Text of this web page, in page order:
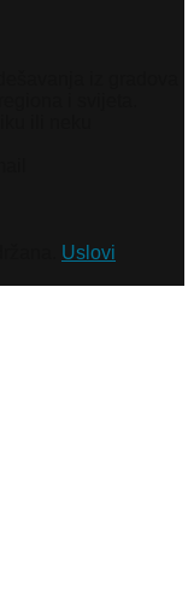
Uslovi